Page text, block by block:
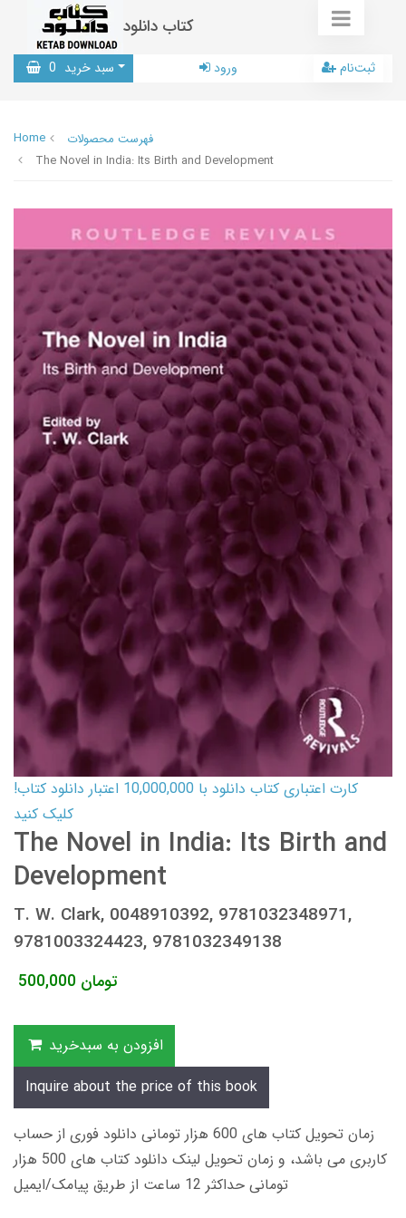
کتاب دانلود
سبد خرید 0 ورود ثبت‌نام
Home
فهرست محصولات
The Novel in India: Its Birth and Development
کارت اعتباری کتاب دانلود با 10,000,000 اعتبار دانلود کتاب!
کلیک کنید
The Novel in India: Its Birth and
Development
T. W. Clark, 0048910392, 9781032348971,
9781003324423, 9781032349138
500,000 تومان
افزودن به سبدخرید
Inquire about the price of this book
زمان تحویل کتاب های 600 هزار تومانی دانلود فوری از حساب
کاربری می باشد، و زمان تحویل لینک دانلود کتاب های 500 هزار
تومانی حداکثر 12 ساعت از طریق پیامک/ایمیل